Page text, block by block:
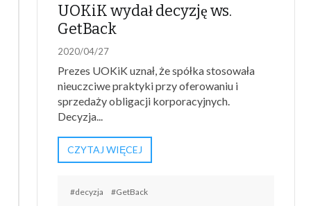
UOKiK wydał decyzję ws.
GetBack
2020/04/27
Prezes UOKiK uznał, że spółka stosowała
nieuczciwe praktyki przy oferowaniu i
sprzedaży obligacji korporacyjnych.
Decyzja...
CZYTAJ WIĘCEJ
#decyzja #GetBack